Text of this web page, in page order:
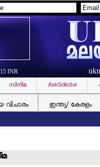
INR
സിനിമ AskSolicitor
വിചാരം ഇന്ത്യ/ കേരളം